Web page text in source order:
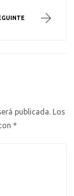
publicada. Los
*